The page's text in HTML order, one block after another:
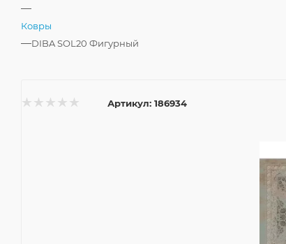
—
Ковры
—DIBA SOL20 Фигурный
Артикул: 186934